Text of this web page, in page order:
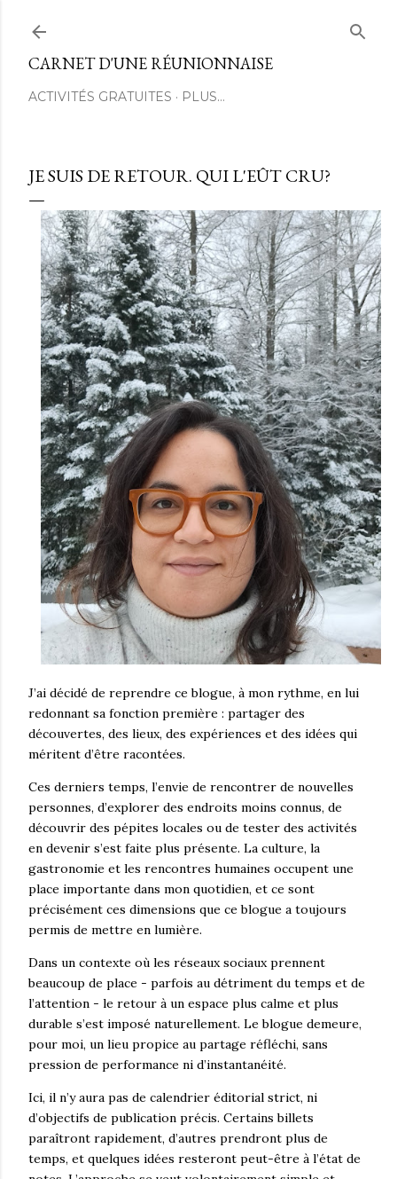
CARNET D'UNE RÉUNIONNAISE
ACTIVITÉS GRATUITES PLUS…
JE SUIS DE RETOUR. QUI L'EÛT CRU?
J’ai décidé de reprendre ce blogue, à mon rythme, en lui
redonnant sa fonction première : partager des
découvertes, des lieux, des expériences et des idées qui
méritent d’être racontées.
Ces derniers temps, l’envie de rencontrer de nouvelles
personnes, d’explorer des endroits moins connus, de
découvrir des pépites locales ou de tester des activités
en devenir s’est faite plus présente. La culture, la
gastronomie et les rencontres humaines occupent une
place importante dans mon quotidien, et ce sont
précisément ces dimensions que ce blogue a toujours
permis de mettre en lumière.
Dans un contexte où les réseaux sociaux prennent
beaucoup de place - parfois au détriment du temps et de
l’attention - le retour à un espace plus calme et plus
durable s’est imposé naturellement. Le blogue demeure,
pour moi, un lieu propice au partage réfléchi, sans
pression de performance ni d’instantanéité.
Ici, il n’y aura pas de calendrier éditorial strict, ni
d’objectifs de publication précis. Certains billets
paraîtront rapidement, d’autres prendront plus de
temps, et quelques idées resteront peut-être à l’état de